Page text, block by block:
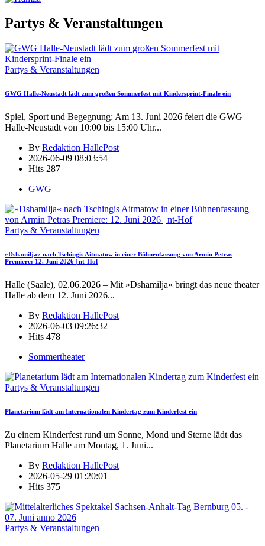
Partys & Veranstaltungen
Partys & Veranstaltungen
GWG Halle-Neustadt lädt zum großen Sommerfest mit Kindersprint-Finale ein
Spiel, Sport und Begegnung: Am 13. Juni 2026 feiert die GWG
Halle-Neustadt von 10:00 bis 15:00 Uhr...
By Redaktion HallePost
2026-06-09 08:03:54
Hits 287
GWG
Partys & Veranstaltungen
»Dshamilja« nach Tschingis Aitmatow in einer Bühnenfassung von Armin Petras
Premiere: 12. Juni 2026 | nt-Hof
Halle (Saale), 02.06.2026 – Mit »Dshamilja« bringt das neue theater
Halle ab dem 12. Juni 2026...
By Redaktion HallePost
2026-06-03 09:26:32
Hits 478
Sommertheater
Partys & Veranstaltungen
Planetarium lädt am Internationalen Kindertag zum Kinderfest ein
Zu einem Kinderfest rund um Sonne, Mond und Sterne lädt das
Planetarium Halle am Montag, 1. Juni...
By Redaktion HallePost
2026-05-29 01:20:01
Hits 375
Partys & Veranstaltungen